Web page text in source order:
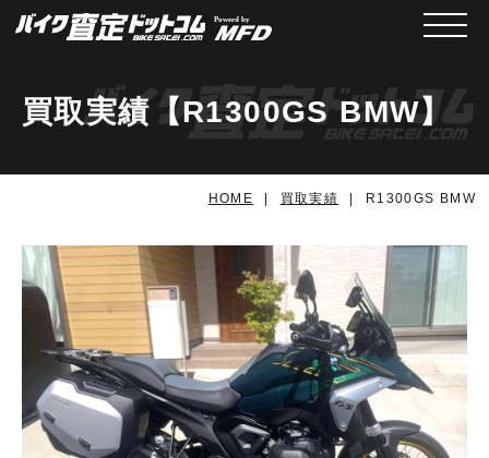
メニ
買取実績【R1300GS BMW】
HOME 買取実績 R1300GS BMW